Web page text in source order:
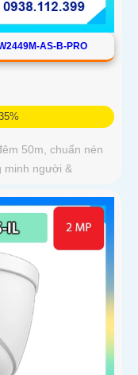
AS-B-PRO
50m, chuẩn nén
minh người &